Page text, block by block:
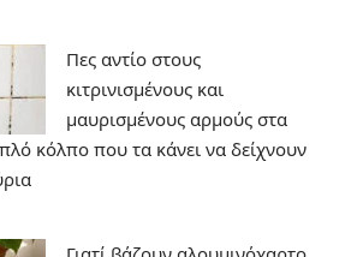
Πες αντίο στους
κιτρινισμένους και
μαυρισμένους αρμούς στα
κόλπο που τα κάνει να δείχνουν